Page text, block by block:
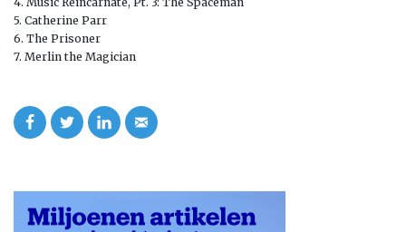
5. Catherine Parr
6. The Prisoner
7. Merlin the Magician